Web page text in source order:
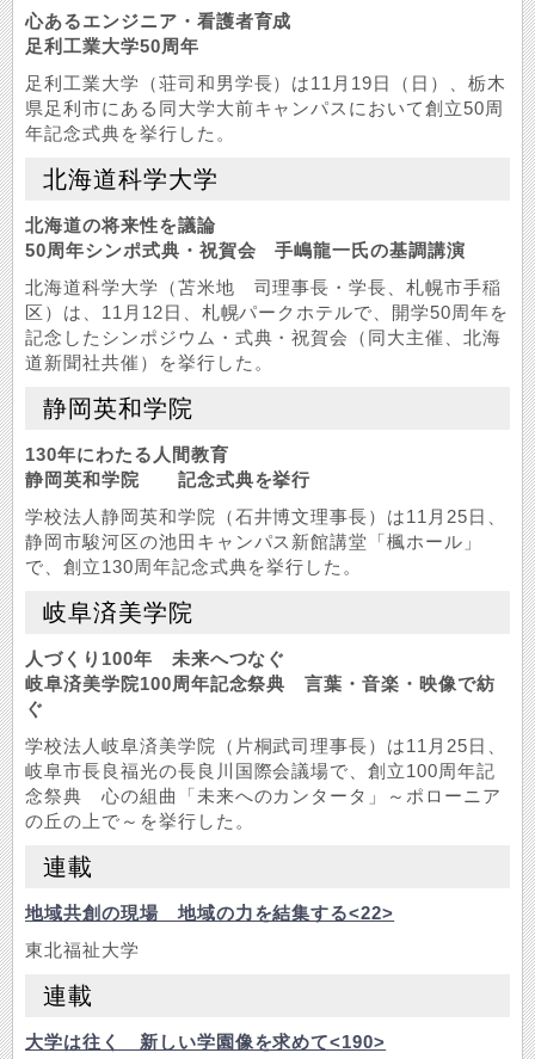
心あるエンジニア・看護者育成
足利工業大学50周年
足利工業大学（荘司和男学長）は11月19日（日）、栃木
県足利市にある同大学大前キャンパスにおいて創立50周
年記念式典を挙行した。
北海道科学大学
北海道の将来性を議論
50周年シンポ式典・祝賀会 手嶋龍一氏の基調講演
北海道科学大学（苫米地 司理事長・学長、札幌市手稲
区）は、11月12日、札幌パークホテルで、開学50周年を
記念したシンポジウム・式典・祝賀会（同大主催、北海
道新聞社共催）を挙行した。
静岡英和学院
130年にわたる人間教育
静岡英和学院 記念式典を挙行
学校法人静岡英和学院（石井博文理事長）は11月25日、
静岡市駿河区の池田キャンパス新館講堂「楓ホール」
で、創立130周年記念式典を挙行した。
岐阜済美学院
人づくり100年 未来へつなぐ
岐阜済美学院100周年記念祭典 言葉・音楽・映像で紡
ぐ
学校法人岐阜済美学院（片桐武司理事長）は11月25日、
岐阜市長良福光の長良川国際会議場で、創立100周年記
念祭典 心の組曲「未来へのカンタータ」～ポローニア
の丘の上で～を挙行した。
連載
地域共創の現場 地域の力を結集する<22>
東北福祉大学
連載
大学は往く 新しい学園像を求めて<190>